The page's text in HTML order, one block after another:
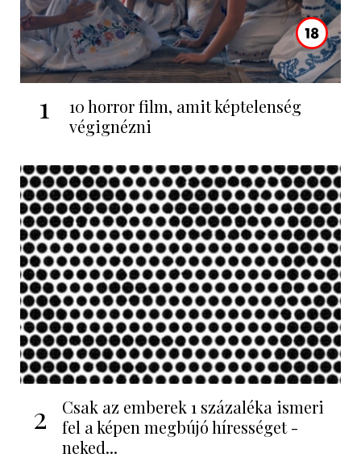
1
10 horror film, amit képtelenség
végignézni
2
Csak az emberek 1 százaléka ismeri
fel a képen megbújó hírességet -
neked...